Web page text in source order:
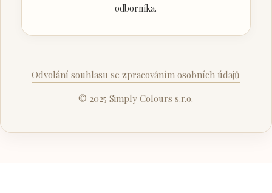
odborníka.
Odvolání souhlasu se zpracováním osobních údajů
© 2025 Simply Colours s.r.o.